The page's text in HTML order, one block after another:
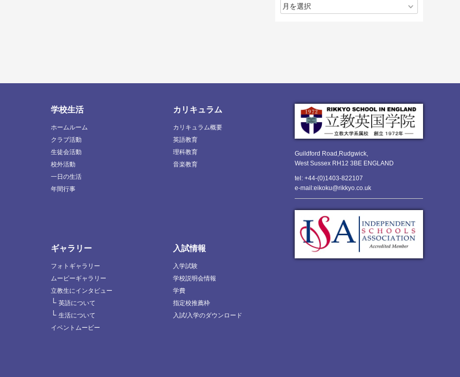
Guildford Road,Rudgwick,
West Sussex RH12 3BE ENGLAND
tel: +44-(0)1403-822107
e-mail:eikoku@rikkyo.co.uk
学校生活
ホームルーム
クラブ活動
生徒会活動
校外活動
一日の生活
年間行事
カリキュラム
カリキュラム概要
英語教育
理科教育
音楽教育
ギャラリー
フォトギャラリー
ムービーギャラリー
立教生にインタビュー
└ 英語について
└ 生活について
イベントムービー
入試情報
入学試験
学校説明会情報
学費
指定校推薦枠
入試/入学のダウンロード